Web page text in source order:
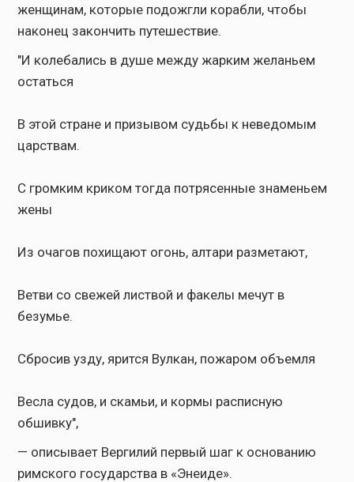
женщинам, которые подожгли корабли, чтобы
наконец закончить путешествие.
"И коле­бались в душе между жарким желаньем
остаться
В этой стране и призывом судьбы к неведомым
царствам.
С громким криком тогда потрясенные знаменьем
жены
Из очагов похищают огонь, алтари разметают,
Ветви со свежей листвой и факелы мечут в
безумье.
Сбросив узду, ярится Вулкан, пожаром объемля
Весла судов, и скамьи, и кормы расписную
обшивку",
— описывает Вергилий первый шаг к основанию
римского государства в «Энеиде».